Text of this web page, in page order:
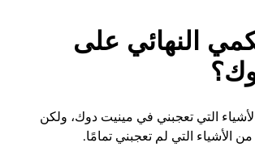
النهائي على
التي تعجبني في مينيت دوك، ولكن
الأشياء التي لم تعجبني تمامًا.